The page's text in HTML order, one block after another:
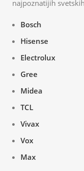
najpoznatijih
Bosch
Hisense
Electrolux
Gree
Midea
TCL
Vivax
Vox
Max